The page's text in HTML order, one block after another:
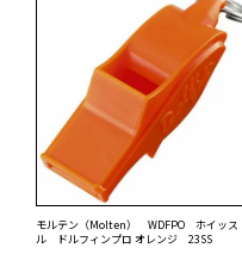
モルテン（Molten） WDFPO ホイッス
ル ドルフィンプロ オレンジ 23SS